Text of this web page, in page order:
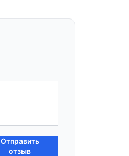
Отправить
отзыв